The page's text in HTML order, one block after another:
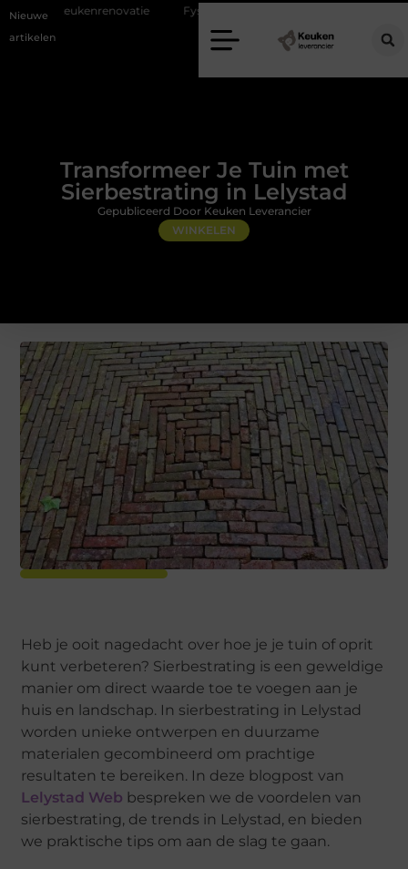
Nieuwe
artikelen
Fysiotherapie Alblasserdam: professionele begeleiding bij pijn
Transformeer Je Tuin met
Sierbestrating in Lelystad
WINKELEN
Gepubliceerd Door Keuken Leverancier
Heb je ooit nagedacht over hoe je je tuin of oprit
kunt verbeteren? Sierbestrating is een geweldige
manier om direct waarde toe te voegen aan je
huis en landschap. In sierbestrating in Lelystad
worden unieke ontwerpen en duurzame
materialen gecombineerd om prachtige
resultaten te bereiken. In deze blogpost van
Lelystad Web bespreken we de voordelen van
sierbestrating, de trends in Lelystad, en bieden
we praktische tips om aan de slag te gaan.